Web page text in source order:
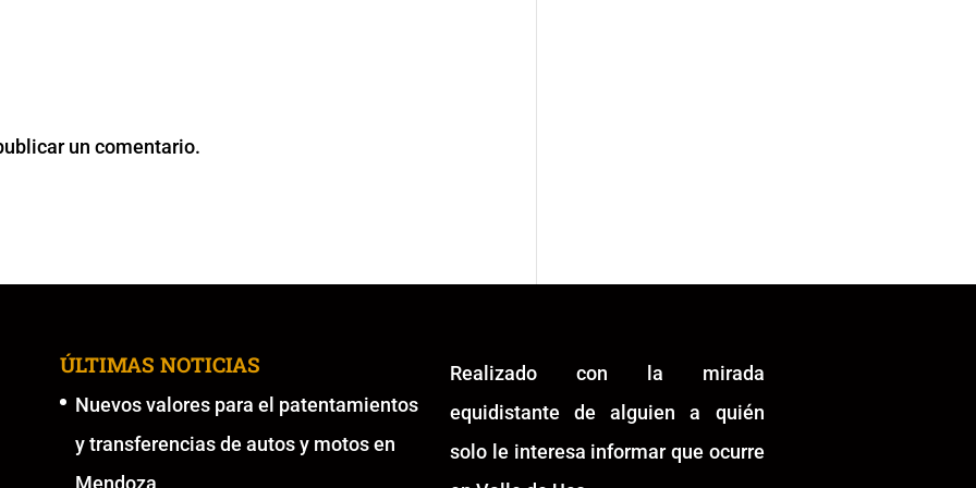
un comentario.
ÚLTIMAS NOTICIAS
Nuevos valores para el patentamientos
y transferencias de autos y motos en
Mendoza
Realizado con la mirada
equidistante de alguien a quién
solo le interesa informar que ocurre